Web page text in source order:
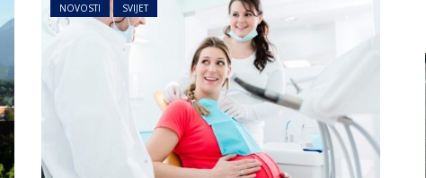
NOVOSTI SVIJET